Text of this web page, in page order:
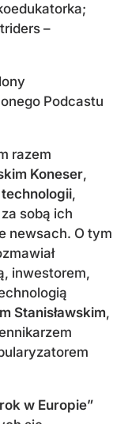
–
Podcastu
razem
Koneser,
,
sobą ich
newsach. O tym
inwestorem,
Stanisławskim,
w Europie”